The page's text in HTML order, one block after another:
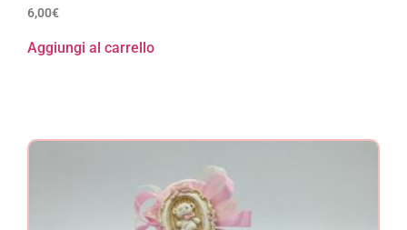
6,00€
Aggiungi al carrello